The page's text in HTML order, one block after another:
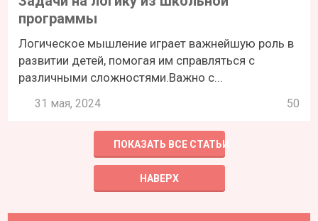
программы
Логическое мышление играет важнейшую роль в
развитии детей, помогая им справляться с
различными сложностями.Важно с...
31 мая, 2024 50
ПОКАЗАТЬ ВСЕ СТАТЬИ
НАВЕРХ